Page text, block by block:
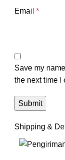
Email *
Save my
the next time I
Shipping &